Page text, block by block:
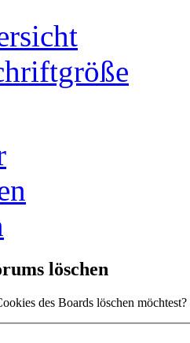
löschen
des Boards löschen möchtest?